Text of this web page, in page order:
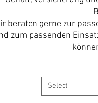
beraten gerne zur
zum passenden
Select